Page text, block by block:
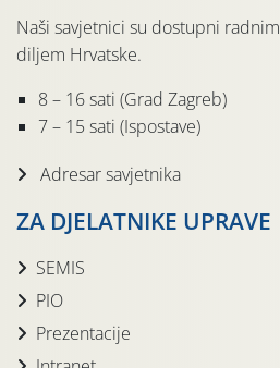
Naši savjetnici su dostupni
diljem Hrvatske.
8 – 16 sati (Grad Zagreb)
7 – 15 sati (Ispostave)
Adresar savjetnika
ZA DJELATNIKE UPRAVE
SEMIS
PIO
Prezentacije